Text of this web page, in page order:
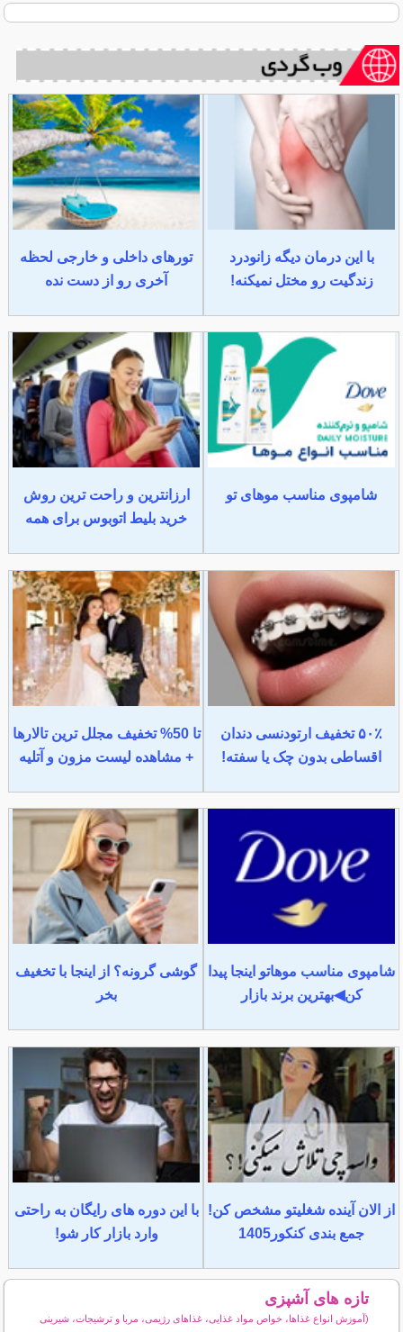
با این درمان دیگه زانودرد
زندگیت رو مختل نمیکنه!
تورهای داخلی و خارجی لحظه
آخری رو از دست نده
شامپوی مناسب موهای تو
ارزانترین و راحت ترین روش
خرید بلیط اتوبوس برای همه
۵۰٪ تخفیف ارتودنسی دندان
اقساطی بدون چک یا سفته!
تا 50% تخفیف مجلل ترین تالارها
+ مشاهده لیست مزون و آتلیه
شامپوی مناسب موهاتو اینجا پیدا
کن◀بهترین برند بازار
گوشی گرونه؟ از اینجا با تخغیف
بخر
از الان آینده شغلیتو مشخص کن!
جمع بندی کنکور1405
با این دوره های رایگان به راحتی
وارد بازار کار شو!
تازه های آشپزی
(آموزش انواع غذاها، خواص مواد غذایی، غذاهای رژیمی، مربا و ترشیجات، شیرینی